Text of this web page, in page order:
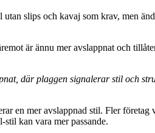
slips och kavaj som krav, men
är ännu mer avslappnat och
där plaggen signalerar stil och
en mer avslappnad stil. Fler företag
kan vara mer passande.